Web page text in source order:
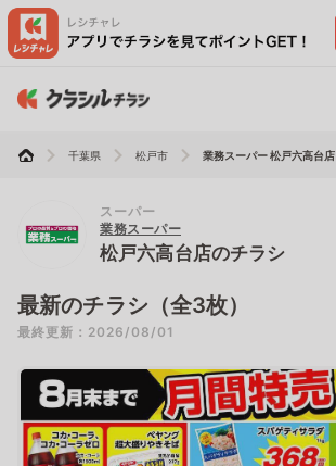
千葉県 松戸市 業務スーパー 松戸六高台店
スーパー
業務スーパー
松戸六高台店のチラシ
最新のチラシ（全3枚）
最終更新：2026/08/01